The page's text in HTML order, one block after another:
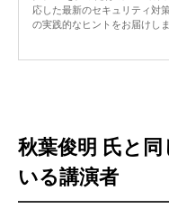
応した最新のセキュリティ対
の実践的なヒントをお届けしま
秋葉俊明 氏と
いる講演者